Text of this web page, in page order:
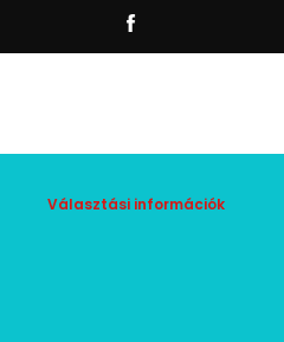
Választási információk